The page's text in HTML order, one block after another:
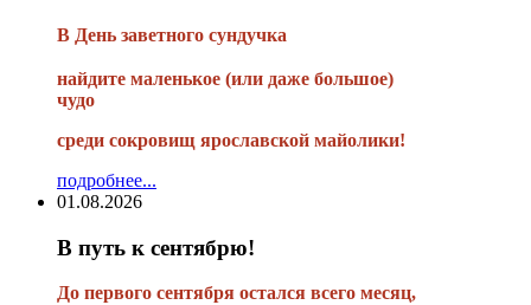
В День заветного сундучка
найдите маленькое (или даже большое)
чудо
среди сокровищ ярославской майолики!
подробнее...
01.08.2026
В путь к сентябрю!
До первого сентября остался всего месяц,